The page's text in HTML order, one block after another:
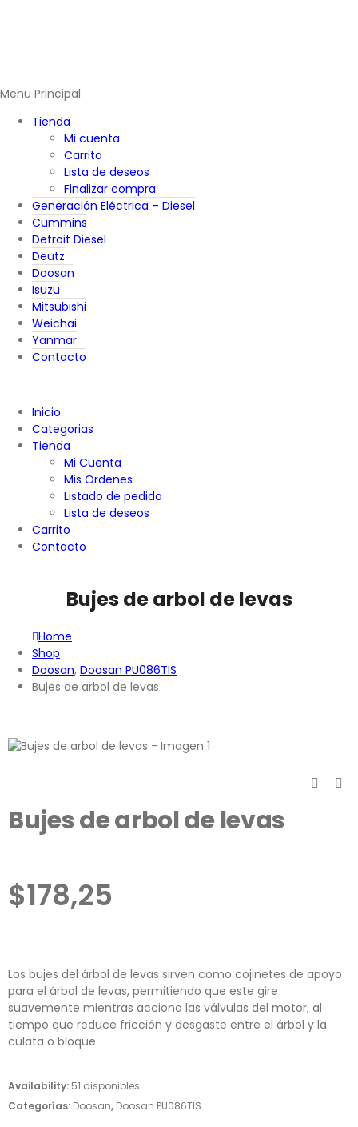
Menu Principal
Tienda
Mi cuenta
Carrito
Lista de deseos
Finalizar compra
Generación Eléctrica – Diesel
Cummins
Detroit Diesel
Deutz
Doosan
Isuzu
Mitsubishi
Weichai
Yanmar
Contacto
Inicio
Categorias
Tienda
Mi Cuenta
Mis Ordenes
Listado de pedido
Lista de deseos
Carrito
Contacto
Bujes de arbol de levas
Home
Shop
Doosan, Doosan PU086TIS
Bujes de arbol de levas
Bujes de arbol de levas
$178,25
Los bujes del árbol de levas sirven como cojinetes de apoyo
para el árbol de levas, permitiendo que este gire
suavemente mientras acciona las válvulas del motor, al
tiempo que reduce fricción y desgaste entre el árbol y la
culata o bloque.
Availability: 51 disponibles
Categorías: Doosan, Doosan PU086TIS